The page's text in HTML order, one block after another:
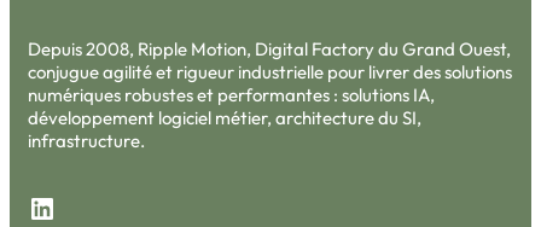
Depuis 2008, Ripple Motion, Digital Factory du Grand Ouest,
conjugue agilité et rigueur industrielle pour livrer des solutions
numériques robustes et performantes : solutions IA,
développement logiciel métier, architecture du SI,
infrastructure.
LinkedIn